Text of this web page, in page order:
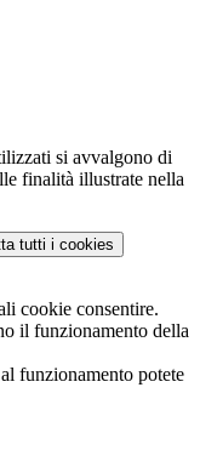
si avvalgono di
finalità illustrate nella
tutti i cookies
cookie consentire.
il funzionamento della
funzionamento potete